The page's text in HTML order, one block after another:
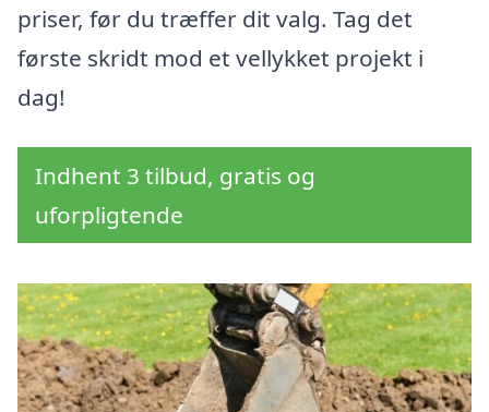
priser, før du træffer dit valg. Tag det
første skridt mod et vellykket projekt i
dag!
Indhent 3 tilbud, gratis og
uforpligtende